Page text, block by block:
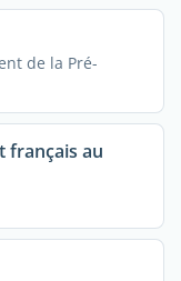
de la Pré-
français au